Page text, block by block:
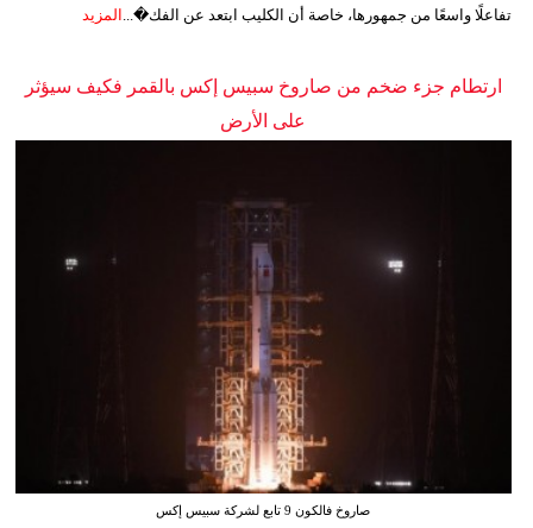
تفاعلًا واسعًا من جمهورها، خاصة أن الكليب ابتعد عن الفك�... المزيد
ارتطام جزء ضخم من صاروخ سبيس إكس بالقمر فكيف سيؤثر
على الأرض
صاروخ فالكون 9 تابع لشركة سبيس إكس